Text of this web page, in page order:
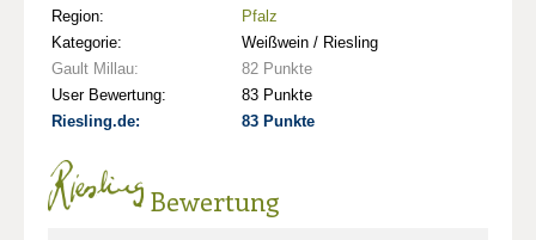
Region:
Pfalz
Kategorie:
Weißwein / Riesling
Gault Millau:
82 Punkte
User Bewertung:
83 Punkte
Riesling.de:
83 Punkte
Bewertung